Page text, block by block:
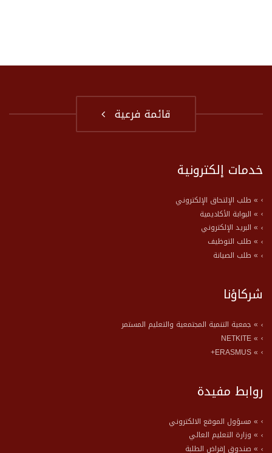
قائمة فرعية
خدمات إلكترونية
» طلب الإلتحاق الإلكتروني
» البوابة الأكاديمية
» البريد الإلكتروني
» طلب التوظيف
» طلب الصيانة
شركاؤنا
» جمعية التنمية المجتمعية والتعليم المستمر
» NETKITE
» ERASMUS+
روابط مفيدة
» مسؤول الموقع الالكتروني
» وزارة التعليم العالي
» صندوق إقراض الطلبة